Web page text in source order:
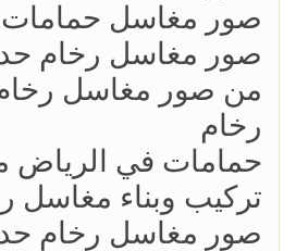
صور مغاسل حمامات
صور مغاسل رخام
من صور مغاسل رخام
رخام
حمامات في الرياض
تركيب وبناء
صور مغاسل رخام